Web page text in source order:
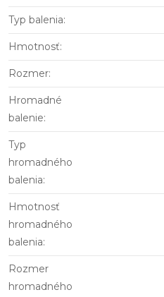
Typ balenia:
Hmotnosť:
Rozmer:
Hromadné
balenie:
Typ
hromadného
balenia:
Hmotnosť
hromadného
balenia:
Rozmer
hromadného